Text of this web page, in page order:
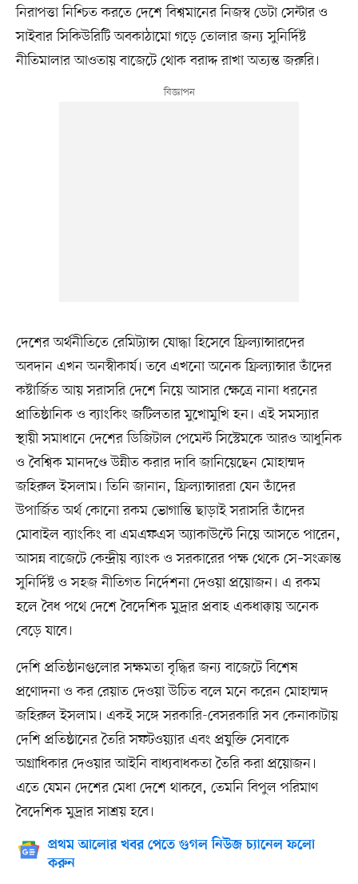
নিরাপত্তা নিশ্চিত করতে দেশে বিশ্বমানের নিজস্ব ডেটা সেন্টার ও
সাইবার সিকিউরিটি অবকাঠামো গড়ে তোলার জন্য সুনির্দিষ্ট
নীতিমালার আওতায় বাজেটে থোক বরাদ্দ রাখা অত্যন্ত জরুরি।
দেশের অর্থনীতিতে রেমিট্যান্স যোদ্ধা হিসেবে ফ্রিল্যান্সারদের
অবদান এখন অনস্বীকার্য। তবে এখনো অনেক ফ্রিল্যান্সার তাঁদের
কষ্টার্জিত আয় সরাসরি দেশে নিয়ে আসার ক্ষেত্রে নানা ধরনের
প্রাতিষ্ঠানিক ও ব্যাংকিং জটিলতার মুখোমুখি হন। এই সমস্যার
স্থায়ী সমাধানে দেশের ডিজিটাল পেমেন্ট সিস্টেমকে আরও আধুনিক
ও বৈশ্বিক মানদণ্ডে উন্নীত করার দাবি জানিয়েছেন মোহাম্মদ
জহিরুল ইসলাম। তিনি জানান, ফ্রিল্যান্সাররা যেন তাঁদের
উপার্জিত অর্থ কোনো রকম ভোগান্তি ছাড়াই সরাসরি তাঁদের
মোবাইল ব্যাংকিং বা এমএফএস অ্যাকাউন্টে নিয়ে আসতে পারেন,
আসন্ন বাজেটে কেন্দ্রীয় ব্যাংক ও সরকারের পক্ষ থেকে সে–সংক্রান্ত
সুনির্দিষ্ট ও সহজ নীতিগত নির্দেশনা দেওয়া প্রয়োজন। এ রকম
হলে বৈধ পথে দেশে বৈদেশিক মুদ্রার প্রবাহ একধাক্কায় অনেক
বেড়ে যাবে।
দেশি প্রতিষ্ঠানগুলোর সক্ষমতা বৃদ্ধির জন্য বাজেটে বিশেষ
প্রণোদনা ও কর রেয়াত দেওয়া উচিত বলে মনে করেন মোহাম্মদ
জহিরুল ইসলাম। একই সঙ্গে সরকারি-বেসরকারি সব কেনাকাটায়
দেশি প্রতিষ্ঠানের তৈরি সফটওয়্যার এবং প্রযুক্তি সেবাকে
অগ্রাধিকার দেওয়ার আইনি বাধ্যবাধকতা তৈরি করা প্রয়োজন।
এতে যেমন দেশের মেধা দেশে থাকবে, তেমনি বিপুল পরিমাণ
বৈদেশিক মুদ্রার সাশ্রয় হবে।
প্রথম আলোর খবর পেতে গুগল নিউজ চ্যানেল ফলো
করুন